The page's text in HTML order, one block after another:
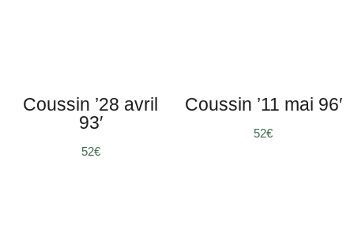
Coussin ’28 avril
93′
€
Coussin ’11 mai 96′
€